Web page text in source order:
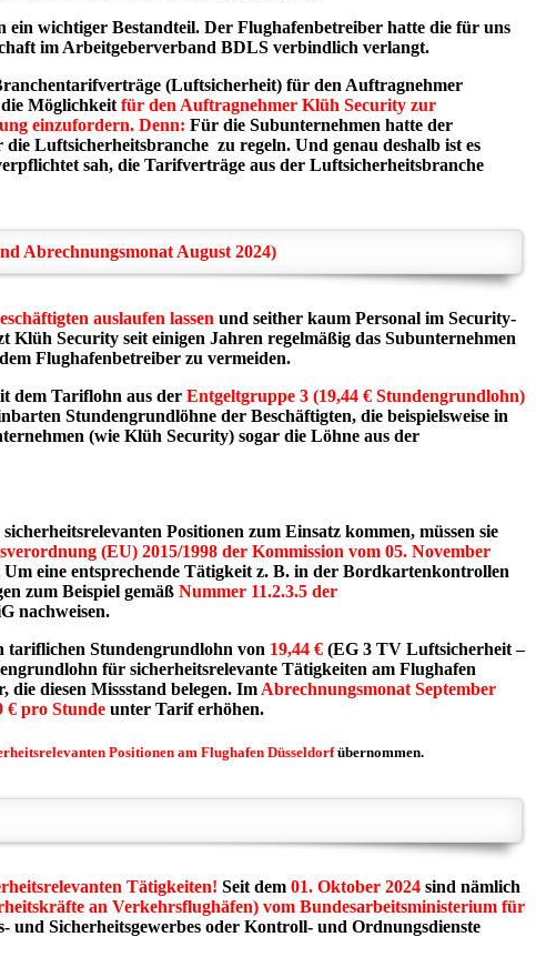
ein wichtiger Bestandteil. Der Flughafenbetreiber hatte die für uns
im Arbeitgeberverband BDLS verbindlich verlangt.
(Luftsicherheit) für den Auftragnehmer
die Möglichkeit für den Auftragnehmer Klüh Security zur
einzufordern. Denn: Für die Subunternehmen hatte der
Luftsicherheitsbranche zu regeln. Und genau deshalb ist es
sah, die Tarifverträge aus der Luftsicherheitsbranche
Abrechnungsmonat August 2024)
auslaufen lassen und seither kaum Personal im Security-
Klüh Security seit einigen Jahren regelmäßig das Subunternehmen
Flughafenbetreiber zu vermeiden.
dem Tariflohn aus der Entgeltgruppe 3 (19,44 € Stundengrundlohn)
Stundengrundlöhne der Beschäftigten, die beispielsweise in
(wie Klüh Security) sogar die Löhne aus der
Positionen zum Einsatz kommen, müssen sie
(EU) 2015/1998 der Kommission vom 05. November
Um eine entsprechende Tätigkeit z. B. in der Bordkartenkontrollen
zum Beispiel gemäß Nummer 11.2.3.5 der
nachweisen.
tariflichen Stundengrundlohn von 19,44 € (EG 3 TV Luftsicherheit –
für sicherheitsrelevante Tätigkeiten am Flughafen
diesen Missstand belegen. Im Abrechnungsmonat September
€ pro Stunde unter Tarif erhöhen.
Positionen am Flughafen Düsseldorfübernommen.
Tätigkeiten! Seit dem 01. Oktober 2024 sind nämlich
an Verkehrsflughäfen) vom Bundesarbeitsministerium für
und Sicherheitsgewerbes oder Kontroll- und Ordnungsdienste